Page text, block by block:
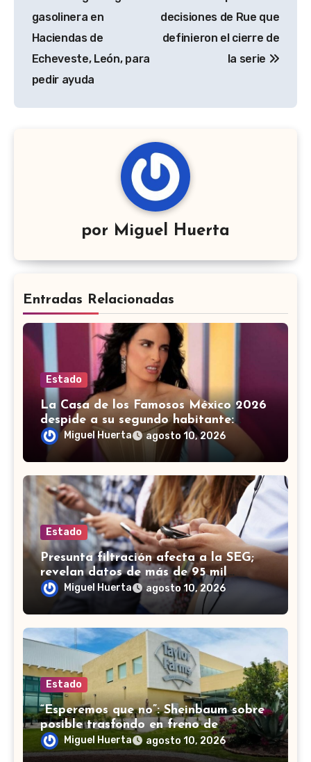
entradas
gasolinera en
Haciendas de
Echeveste, León, para
pedir ayuda
decisiones de Rue que
definieron el cierre de
la serie
por Miguel Huerta
Entradas Relacionadas
Estado
La Casa de los Famosos México 2026
despide a su segundo habitante:
¿Quién fue eliminado?
Miguel Huerta agosto 10, 2026
Estado
Presunta filtración afecta a la SEG;
revelan datos de más de 95 mil
trabajadores de Guanajuato
Miguel Huerta agosto 10, 2026
Estado
“Esperemos que no”: Sheinbaum sobre
posible trasfondo en freno de
importación de lechuga de
Guanajuato a EUA
Miguel Huerta agosto 10, 2026